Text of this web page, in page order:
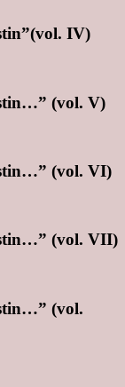
IV)
(vol. V)
(vol. VI)
(vol. VII)
(vol.